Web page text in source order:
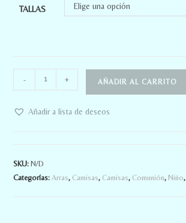
TALLAS Elige una opción
- + AÑADIR AL CARRITO
Añadir a lista de deseos
SKU:N/D
Categorías: Arras, Camisas, Camisas, Comunión, Niño,